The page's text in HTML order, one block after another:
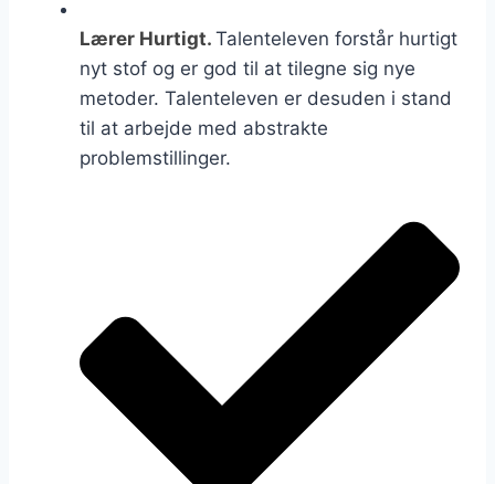
Lærer Hurtigt. Talenteleven forstår hurtigt
nyt stof og er god til at tilegne sig nye
metoder. Talenteleven er desuden i stand
til at arbejde med abstrakte
problemstillinger.